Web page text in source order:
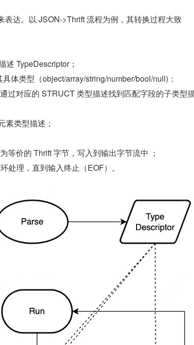
达。以 JSON->Thrift 流程为例，其转换过程大致
TypeDescriptor；
体类型（object/array/string/number/bool/null)：
过对应的 STRUCT 类型描述找到匹配字段的子类型
素类型描述；
等价的 Thrift 字节，写入到输出字节流中 ；
处理，直到输入终止（EOF）。